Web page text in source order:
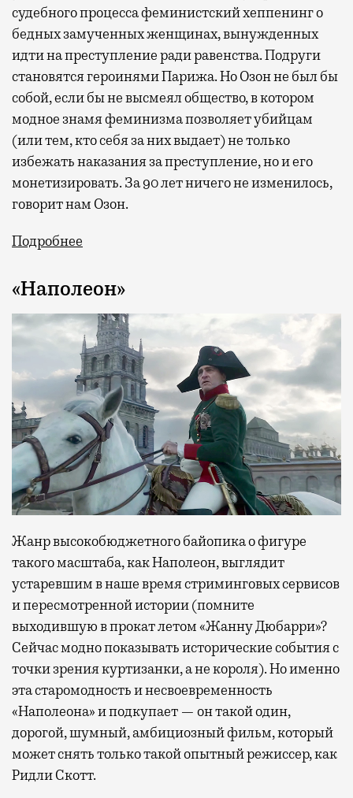
судебного процесса феминистский хеппенинг о
бедных замученных женщинах, вынужденных
идти на преступление ради равенства. Подруги
становятся героинями Парижа. Но Озон не был бы
собой, если бы не высмеял общество, в котором
модное знамя феминизма позволяет убийцам
(или тем, кто себя за них выдает) не только
избежать наказания за преступление, но и его
монетизировать. За 90 лет ничего не изменилось,
говорит нам Озон.
Подробнее
«Наполеон»
Жанр высокобюджетного байопика о фигуре
такого масштаба, как Наполеон, выглядит
устаревшим в наше время стриминговых сервисов
и пересмотренной истории (помните
выходившую в прокат летом «Жанну Дюбарри»?
Сейчас модно показывать исторические события с
точки зрения куртизанки, а не короля). Но именно
эта старомодность и несвоевременность
«Наполеона» и подкупает — он такой один,
дорогой, шумный, амбициозный фильм, который
может снять только такой опытный режиссер, как
Ридли Скотт.